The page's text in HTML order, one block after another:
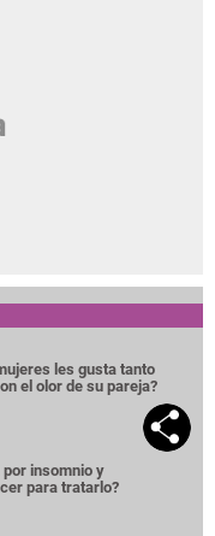
les gusta tanto
el olor de su pareja?
por insomnio y
para tratarlo?